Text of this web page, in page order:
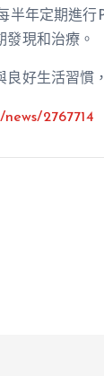
半年定期進
發現和治療。
好生活習慣
2767714